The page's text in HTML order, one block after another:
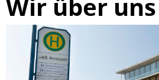
Wir über uns